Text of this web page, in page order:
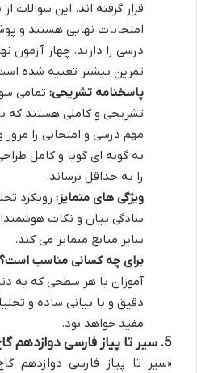
قرار گرفته اند. این سوالات
امتحانات نهایی هستند و
درسی را دارند. چهار آزمون
تمرین بیشتر تعبیه شده
پاسخنامه تشریحی: تمامی
تشریحی و کاملی هستند که
مهم درسی و امتحانی را
به گونه ای گویا و کامل
را به حداقل برساند.
ویژگی های متمایز: رویکرد
سادگی بیان و نکات
سایر منابع متمایز می کند.
برای چه کسانی مناسب است؟
آموزان با هر سطحی که به
دقیق و با بیانی ساده و
مفید خواهد بود.
5. سیر تا پیاز فارسی دوازدهم گاج (ویرایش 1404-1405)
«سیر تا پیاز فارسی دوازدهم